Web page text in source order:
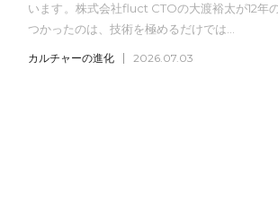
います。株式会社fluct CTOの大渡裕太が12年
つかったのは、技術を極めるだけでは...
カルチャーの進化 2026.07.03